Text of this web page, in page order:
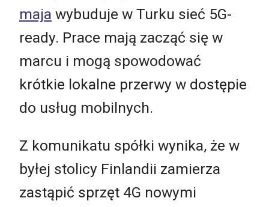
maja wybuduje w Turku sieć 5G-
ready. Prace mają zacząć się w
marcu i mogą spowodować
krótkie lokalne przerwy w dostępie
do usług mobilnych.
Z komunikatu spółki wynika, że w
byłej stolicy Finlandii zamierza
zastąpić sprzęt 4G nowymi